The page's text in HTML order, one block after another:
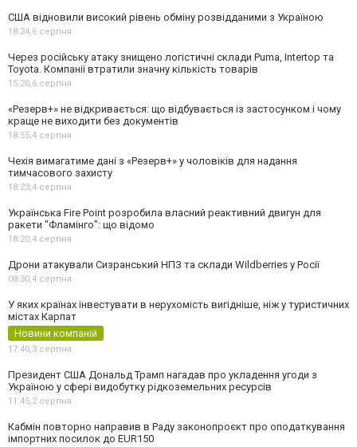
США відновили високий рівень обміну розвідданими з Україною
18:24,6 серпня
Через російську атаку знищено логістичні склади Puma, Intertop та
Toyota. Компанії втратили значну кількість товарів
15:20,6 серпня
«Резерв+» не відкривається: що відбувається із застосунком і чому
краще не виходити без документів
18:55,4 серпня
Чехія вимагатиме дані з «Резерв+» у чоловіків для надання
тимчасового захисту
18:23,4 серпня
Українська Fire Point розробила власний реактивний двигун для
ракети "Фламінго": що відомо
18:20,4 серпня
Дрони атакували Сизранський НПЗ та склади Wildberries у Росії
08:30,4 серпня
У яких країнах інвестувати в нерухомість вигідніше, ніж у туристичних
містах Карпат
Новини компаній
17:40,3 серпня
Президент США Дональд Трамп нагадав про укладення угоди з
Україною у сфері видобутку рідкоземельних ресурсів
11:45,2 серпня
Кабмін повторно направив в Раду законопроєкт про оподаткування
імпортних посилок до EUR150